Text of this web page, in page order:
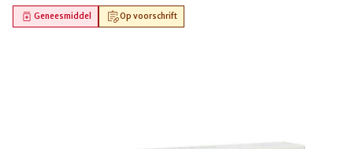
Op voorschrift
Geneesmiddel